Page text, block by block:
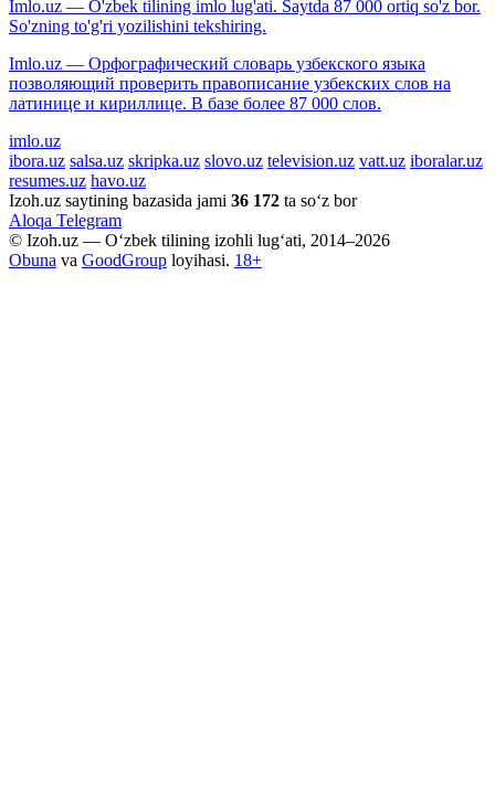
Imlo.uz — O'zbek tilining imlo lug'ati. Saytda 87 000 ortiq so'z bor.
So'zning to'g'ri yozilishini tekshiring.
Imlo.uz — Орфографический словарь узбекского языка
позволяющий проверить правописание узбекских слов на
латинице и кириллице. В базе более 87 000 слов.
imlo.uz
ibora.uz salsa.uz skripka.uz slovo.uz television.uz vatt.uz iboralar.uz
resumes.uz havo.uz
Izoh.uz saytining bazasida jami 36 172 ta so‘z bor
Aloqa Telegram
© Izoh.uz — O‘zbek tilining izohli lug‘ati, 2014–2026
Obuna va GoodGroup loyihasi. 18+